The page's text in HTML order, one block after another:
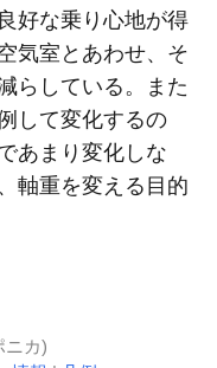
好な乗り心地が得
気室とあわせ、そ
らしている。また
して変化するの
あまり変化しな
軸重を変える目的
カ)